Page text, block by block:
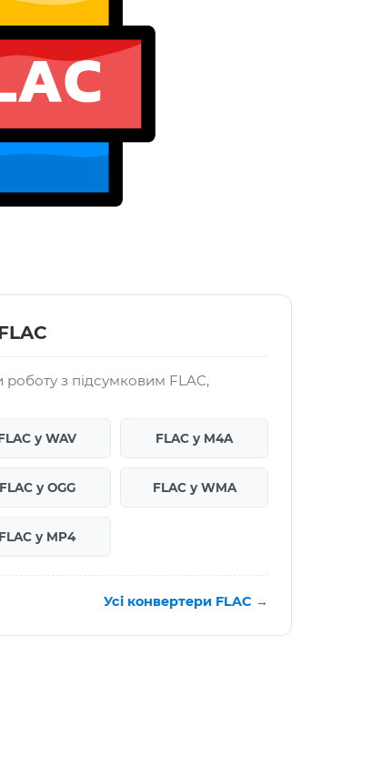
з підсумковим FLAC,
у WAV FLAC у M4A
FLAC у OGG FLAC у WMA
FLAC у MP4
Усі конвертери FLAC →